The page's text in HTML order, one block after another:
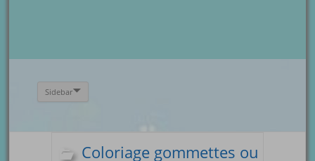
Sidebar
Coloriage gommettes ou